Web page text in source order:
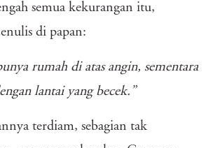
semua kekurangan itu,
di papan:
rumah di atas angin, sementara
lantai yang becek.”
terdiam, sebagian tak